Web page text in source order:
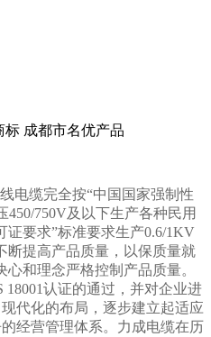
电缆完全按“中国国家强制性
450/750V及以下生产各种民用
证要求”标准要求生产0.6/1KV
断提高产品质量，以保质量就
和理念严格控制产品质量。
18001认证的通过，并对企业进
代化的布局，逐步建立起适应
经营管理体系。力成电缆在历